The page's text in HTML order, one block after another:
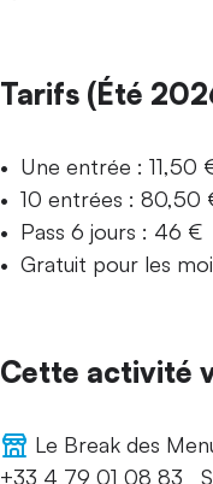
Tarifs (Été
Une entrée : 11,50
10 entrées : 80,50
Pass 6 jours : 46 €
Gratuit pour les
Cette activité
Le Break des
+33 4 79 01 08 83